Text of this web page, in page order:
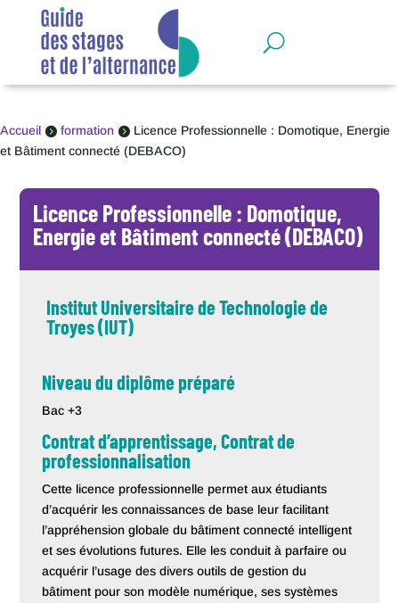
Accueil  formation  Licence Professionnelle : Domotique, Energie
et Bâtiment connecté (DEBACO)
Licence Professionnelle : Domotique,
Energie et Bâtiment connecté (DEBACO)
Institut Universitaire de Technologie de
Troyes (IUT)
Niveau du diplôme préparé
Bac +3
Contrat d’apprentissage, Contrat de
professionnalisation
Cette licence professionnelle permet aux étudiants
d’acquérir les connaissances de base leur facilitant
l’appréhension globale du bâtiment connecté intelligent
et ses évolutions futures. Elle les conduit à parfaire ou
acquérir l’usage des divers outils de gestion du
bâtiment pour son modèle numérique, ses systèmes
Panneau de gestion des cookies